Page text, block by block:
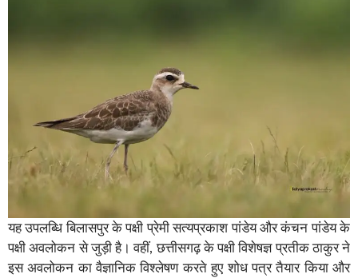
यह उपलब्धि बिलासपुर के पक्षी प्रेमी सत्यप्रकाश पांडेय और कंचन पांडेय के
पक्षी अवलोकन से जुड़ी है। वहीं, छत्तीसगढ़ के पक्षी विशेषज्ञ प्रतीक ठाकुर ने
इस अवलोकन का वैज्ञानिक विश्लेषण करते हुए शोध पत्र तैयार किया और